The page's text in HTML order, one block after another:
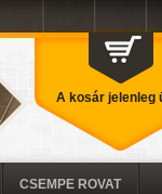
A kosár jelenleg
CSEMPE ROVAT